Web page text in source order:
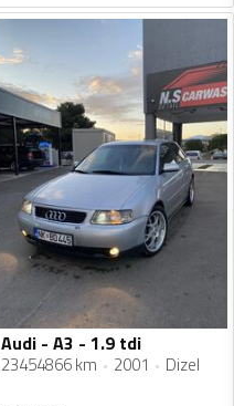
Audi - A3 - 1.9 tdi
23454866 km 2001 Dizel